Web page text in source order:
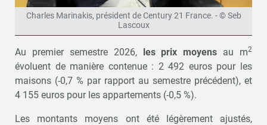
Charles Marinakis, président de Century 21 France. - © Seb
Lascoux
Au premier semestre 2026, les prix moyens au m2
évoluent de manière contenue : 2 492 euros pour les
maisons (-0,7 % par rapport au semestre précédent), et
4 155 euros pour les appartements (-0,5 %).
Les montants moyens ont été légèrement ajustés,